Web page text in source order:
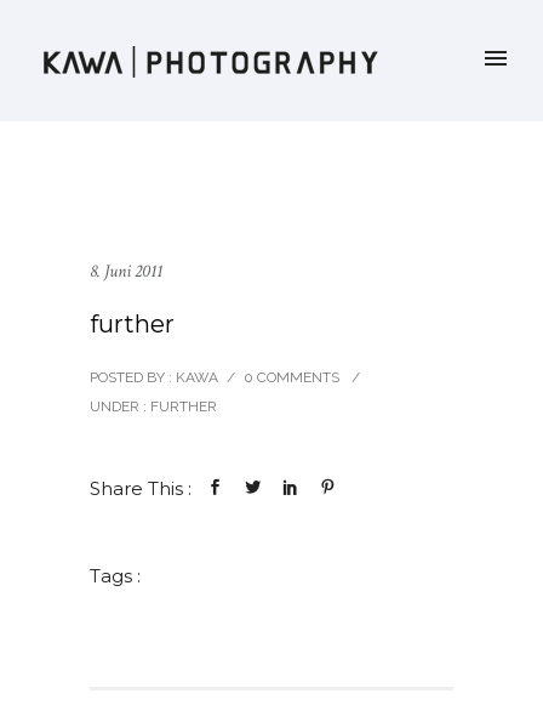
8. Juni 2011
further
POSTED BY : KAWA / 0 COMMENTS
/
UNDER : FURTHER
Share This :
Tags :